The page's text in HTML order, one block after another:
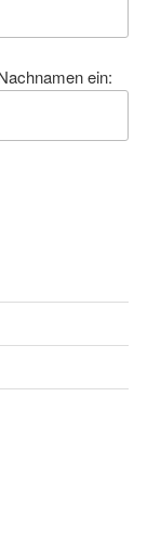
ein: